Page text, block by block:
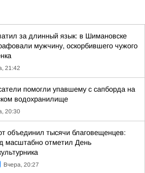
за длинный язык: в Шимановске
мужчину, оскорбившего чужого
21:42
помогли упавшему с сапборда на
водохранилище
20:30
объединил тысячи благовещенцев:
масштабно отметил День
Вчера, 20:27